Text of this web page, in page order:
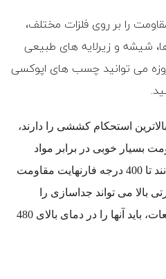
را بر روی فلزات مختلف،
شیشه و زیرلایه های طبیعی
می توانید چسب های اپوکسی
استحکام کششی را دارند،
بسیار خوبی در برابر مواد
شیمیایی و دما دارند که می توانند تا 400 درجه فارنهایت مقاومت
بالا می تواند جداسازی را
دشوار کند. برای جدا شدن قطعات، باید آنها را در دمای بالای 480